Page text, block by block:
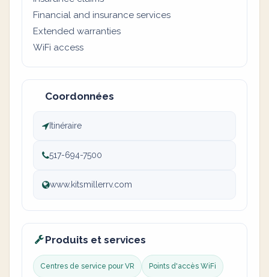
Financial and insurance services
Extended warranties
WiFi access
Coordonnées
Itinéraire
517-694-7500
www.kitsmillerrv.com
Produits et services
Centres de service pour VR Points d'accès WiFi